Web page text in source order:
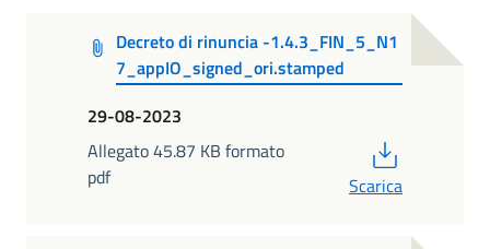
Decreto di rinuncia -1.4.3_FIN_5_N1
7_appIO_signed_ori.stamped
29-08-2023
Allegato 45.87 KB formato
pdf
Scarica